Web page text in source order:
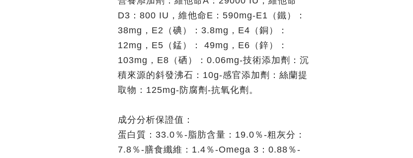
D3：800 IU，維他命E：590mg-E1（鐵）：
38mg，E2（碘）：3.8mg，E4（銅）：
12mg，E5（錳）： 49mg，E6（鋅）：
103mg，E8（硒）：0.06mg-技術添加劑：沉
積來源的斜發沸石：10g-感官添加劑：絲蘭提
取物：125mg-防腐劑-抗氧化劑。
成分分析保證值：
蛋白質：33.0％-脂肪含量：19.0％-粗灰分：
7.8％-膳食纖維：1.4％-Omega 3：0.88％-